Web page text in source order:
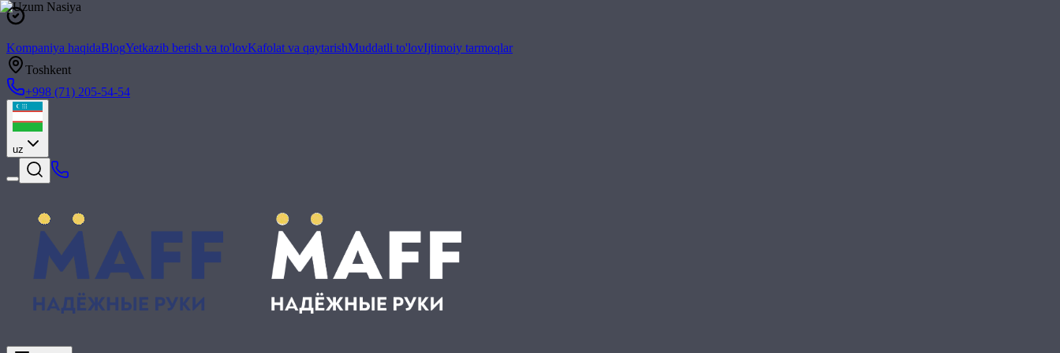
Kompaniya haqidaBlogYetkazib berish va to'lovKafolat va qaytarishMuddatli to'lovIjtimoiy tarmoqlar
Toshkent
+998 (71) 205-54-54
uz